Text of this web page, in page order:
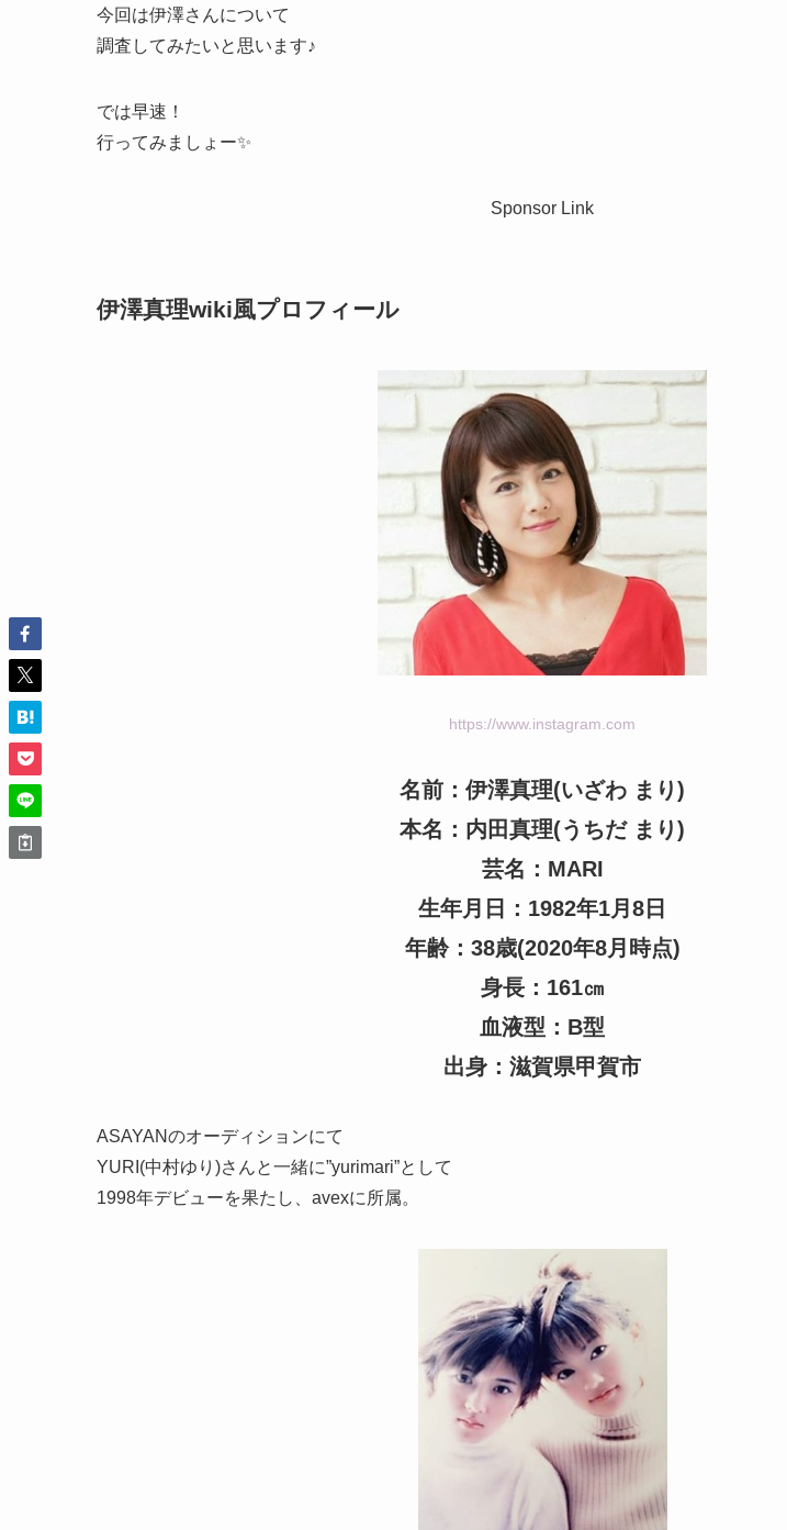
今回は伊澤さんについて
調査してみたいと思います♪
では早速！
行ってみましょー✨
Sponsor Link
伊澤真理wiki風プロフィール
https://www.instagram.com
名前：伊澤真理(いざわ まり)
本名：内田真理(うちだ まり)
芸名：MARI
生年月日：1982年1月8日
年齢：38歳(2020年8月時点)
身長：161㎝
血液型：B型
出身：滋賀県甲賀市
ASAYANのオーディションにて
YURI(中村ゆり)さんと一緒に”yurimari”として
1998年デビューを果たし、avexに所属。